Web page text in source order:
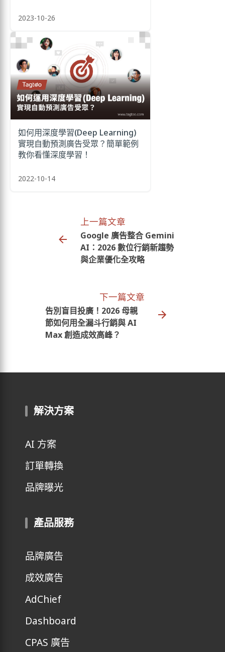
2023-10-26
如何用深度學習(Deep Learning)
實現自動預測廣告受眾？簡單範例
教你看懂深度學習！
2022-10-14
上一篇文章
Google 廣告整合 Gemini
AI：2026 數位行銷新趨勢
與企業優化全攻略
下一篇文章
告別盲目投廣！2026 母親
節如何用全漏斗行銷與 AI
Max 創造成效高峰？
解決方案
AI 方案
訂單轉換
品牌曝光
產品服務
品牌廣告
成效廣告
AdChief
Dashboard
CPAS 廣告